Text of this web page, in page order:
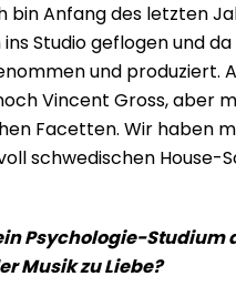
bin Anfang des letzten
Studio geflogen und
und produziert.
Vincent Gross, aber
Facetten. Wir haben
schwedischen House-
Psychologie-Studium
Musik zu Liebe?